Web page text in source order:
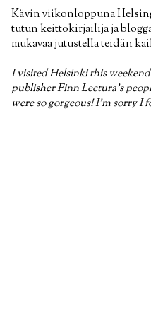
Kävin viikonloppuna
tutun keittokirjailija ja
mukavaa jutustella teidän
I visited Helsinki this
publisher Finn Lectura's
were so gorgeous! I'm sorry I